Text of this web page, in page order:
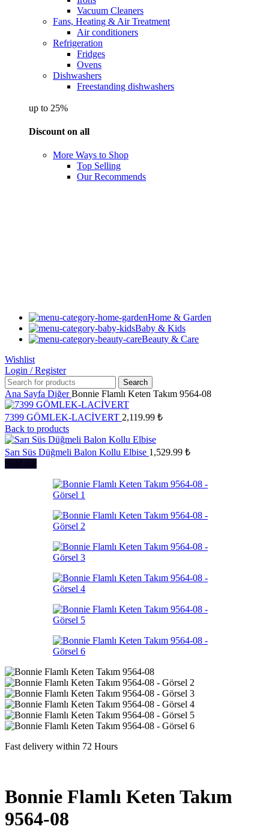
Vacuum Cleaners
Fans, Heating & Air Treatment
Air conditioners
Refrigeration
Fridges
Ovens
Dishwashers
Freestanding dishwashers
up to 25%
Discount on all
More Ways to Shop
Top Selling
Our Recommends
Home & Garden
Baby & Kids
Beauty & Care
Wishlist
Login / Register
Search
Ana Sayfa DiğerBonnie Flamlı Keten Takım 9564-08
7399 GÖMLEK-LACİVERT 2,119.99 ₺
Back to products
Sarı Süs Düğmeli Balon Kollu Elbise 1,529.99 ₺
Sold out
Fast delivery within 72 Hours
Bonnie Flamlı Keten Takım
9564-08